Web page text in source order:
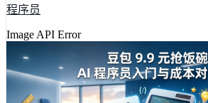
程序员
Image API Error